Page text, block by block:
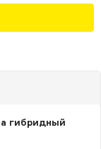
гибридный